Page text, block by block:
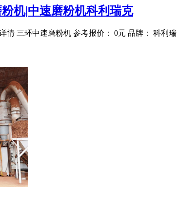
机|中速磨粉机科利瑞克
情 三环中速磨粉机 参考报价： 0元 品牌： 科